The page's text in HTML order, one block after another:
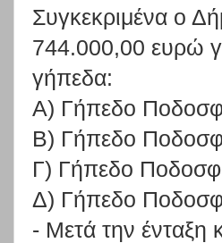
Συγκεκριμένα ο Δ
744.000,00 ευρώ γ
γήπεδα:
Α) Γήπεδο
Β) Γήπεδο
Γ) Γήπεδο
Δ) Γήπεδο
- Μετά την ένταξη